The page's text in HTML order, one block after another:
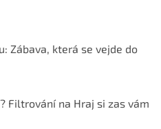
Zábava, která se vejde do
Filtrování na Hraj si zas vám